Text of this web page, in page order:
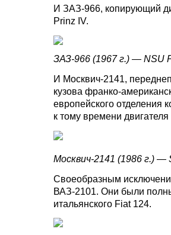
И ЗАЗ-966, копирующий
Prinz IV.
ЗАЗ-966 (1967 г.) — NSU
И Москвич-2141,
кузова франко-
европейского отделения
к тому времени
Москвич-2141 (1986 г.) —
Своеобразным
ВАЗ-2101. Они были
итальянского Fiat 124.